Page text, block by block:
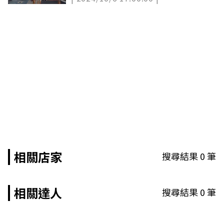
相關店家 搜尋結果0筆
相關達人 搜尋結果0筆